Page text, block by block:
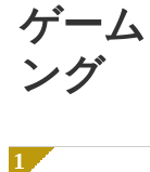
ゲー
ング